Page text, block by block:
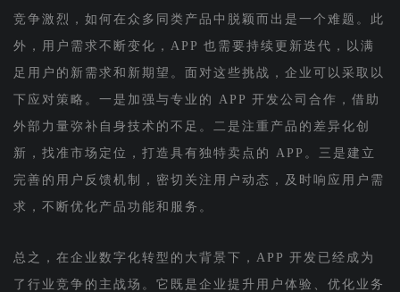
竞争激烈，如何在众多同类产品中脱颖而出是一个难题。此
外，用户需求不断变化，APP 也需要持续更新迭代，以满
足用户的新需求和新期望。面对这些挑战，企业可以采取以
下应对策略。一是加强与专业的 APP 开发公司合作，借助
外部力量弥补自身技术的不足。二是注重产品的差异化创
新，找准市场定位，打造具有独特卖点的 APP。三是建立
完善的用户反馈机制，密切关注用户动态，及时响应用户需
求，不断优化产品功能和服务。
总之，在企业数字化转型的大背景下，APP 开发已经成为
了行业竞争的主战场。它既是企业提升用户体验、优化业务